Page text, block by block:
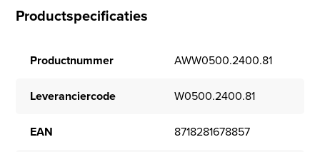
Productspecificaties
Productnummer AWW0500.2400.81
Leveranciercode W0500.2400.81
EAN 8718281678857